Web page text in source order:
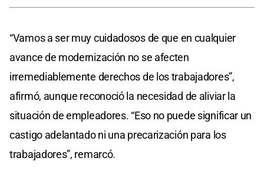
“Vamos a ser muy cuidadosos de que en cualquier
avance de modernización no se afecten
irremediablemente derechos de los trabajadores”,
afirmó, aunque reconoció la necesidad de aliviar la
situación de empleadores. “Eso no puede significar un
castigo adelantado ni una precarización para los
trabajadores”, remarcó.